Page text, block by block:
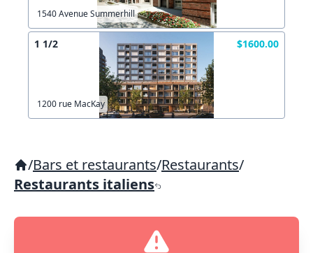
1540 Avenue Summerhill
1 1/2 $1600.00
1200 rue MacKay
/Bars et restaurants/Restaurants/
Restaurants italiens